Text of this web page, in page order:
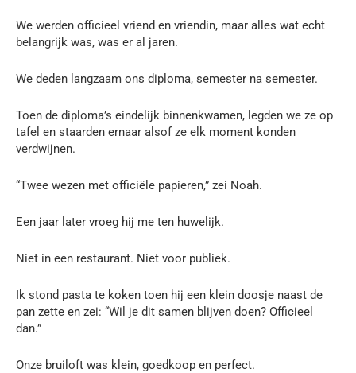
We werden officieel vriend en vriendin, maar alles wat echt
belangrijk was, was er al jaren.
We deden langzaam ons diploma, semester na semester.
Toen de diploma’s eindelijk binnenkwamen, legden we ze op
tafel en staarden ernaar alsof ze elk moment konden
verdwijnen.
“Twee wezen met officiële papieren,” zei Noah.
Een jaar later vroeg hij me ten huwelijk.
Niet in een restaurant. Niet voor publiek.
Ik stond pasta te koken toen hij een klein doosje naast de
pan zette en zei: “Wil je dit samen blijven doen? Officieel
dan.”
Onze bruiloft was klein, goedkoop en perfect.